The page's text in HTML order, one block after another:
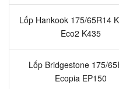
Lốp Hankook 175/65R14
Eco2 K435
Lốp Bridgestone 175/
Ecopia EP150